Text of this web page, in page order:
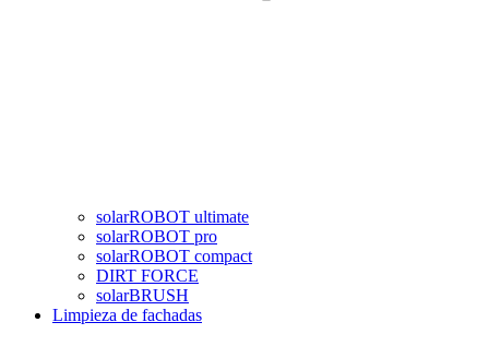
solarROBOT ultimate
solarROBOT pro
solarROBOT compact
DIRT FORCE
solarBRUSH
Limpieza de fachadas